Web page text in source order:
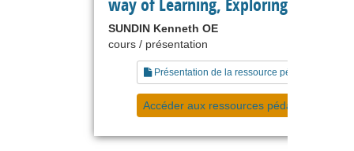
SUNDIN Kenneth OE
cours / présentation
Présentation de la ressource pédagogique
Accéder aux ressources pédagogiques